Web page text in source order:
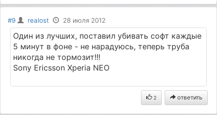
#9 realost 28 июля 2012
Один из лучших, поставил убивать софт каждые
5 минут в фоне - не нарадуюсь, теперь труба
никогда не тормозит!!!
Sony Ericsson Xperia NEO
2 ответить